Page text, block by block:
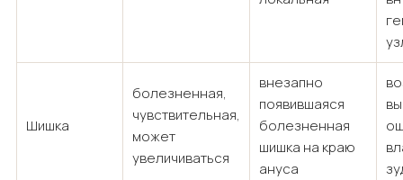
Шишка
болезненная,
чувствительная,
может
увеличиваться
внезапно
появившаяся
болезненная
шишка на краю
ануса